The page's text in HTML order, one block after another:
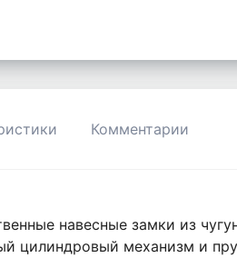
Комментарии
навесные замки из
цилиндровый механизм и